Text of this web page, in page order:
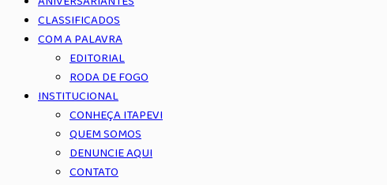
CLASSIFICADOS
COM A PALAVRA
EDITORIAL
RODA DE FOGO
INSTITUCIONAL
CONHEÇA ITAPEVI
QUEM SOMOS
DENUNCIE AQUI
CONTATO